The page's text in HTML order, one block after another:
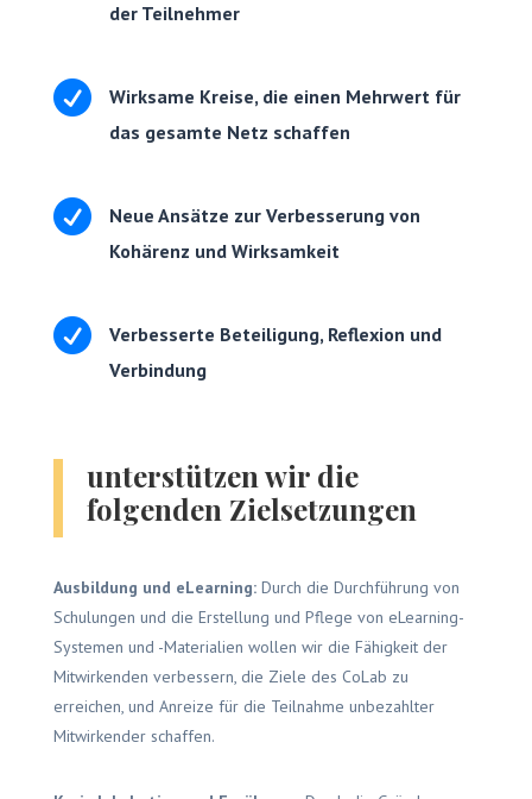
der Teilnehmer

Wirksame Kreise, die einen Mehrwert für
das gesamte Netz schaffen

Neue Ansätze zur Verbesserung von
Kohärenz und Wirksamkeit

Verbesserte Beteiligung, Reflexion und
Verbindung
unterstützen wir die
folgenden Zielsetzungen
Ausbildung und eLearning:Durch die Durchführung von
Schulungen und die Erstellung und Pflege von eLearning-
Systemen und -Materialien wollen wir die Fähigkeit der
Mitwirkenden verbessern, die Ziele des CoLab zu
erreichen, und Anreize für die Teilnahme unbezahlter
Mitwirkender schaffen.